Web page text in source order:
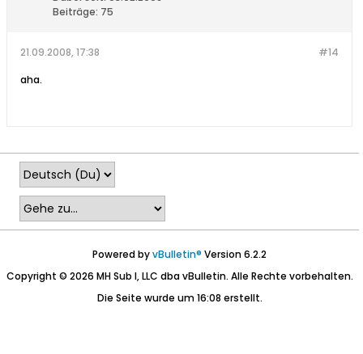
Beiträge: 75
#14
21.09.2008, 17:38
aha.
Powered byvBulletin® Version 6.2.2
Copyright © 2026 MH Sub I, LLC dba vBulletin. Alle Rechte vorbehalten.
Die Seite wurde um 16:08 erstellt.